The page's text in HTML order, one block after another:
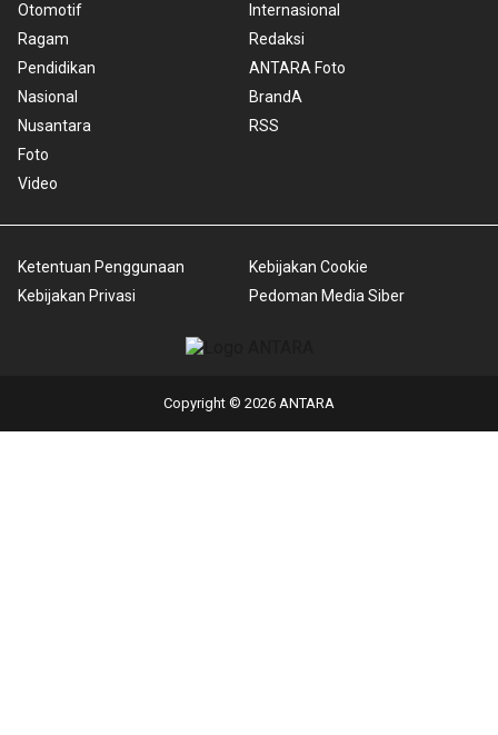
Otomotif
Ragam
Pendidikan
Nasional
Nusantara
Foto
Video
Internasional
Redaksi
ANTARA Foto
BrandA
RSS
Ketentuan Penggunaan
Kebijakan Privasi
Kebijakan Cookie
Pedoman Media Siber
Copyright © 2026 ANTARA